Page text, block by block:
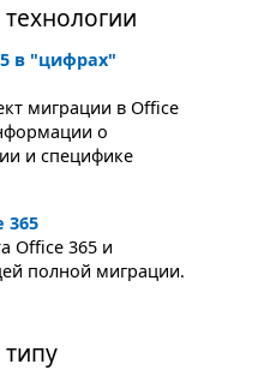
в "цифрах"
миграции в Office
о
и специфике
365
Office 365 и
полной миграции.